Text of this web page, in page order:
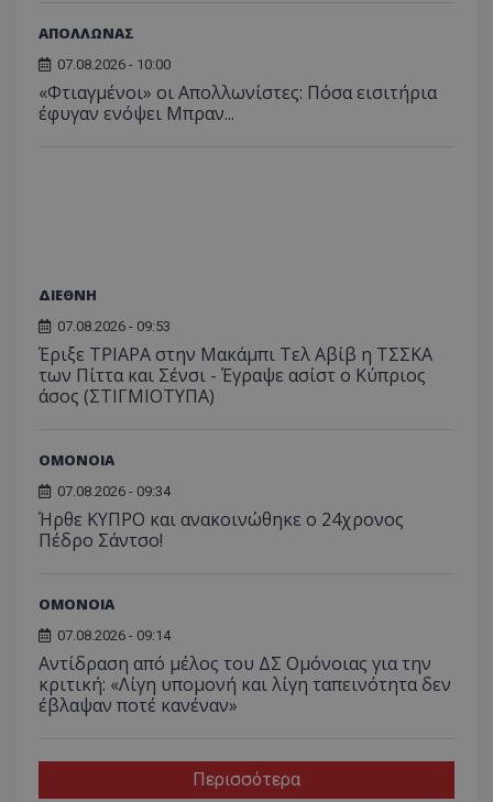
ΑΠΟΛΛΩΝΑΣ
07.08.2026 - 10:00
«Φτιαγμένοι» οι Απολλωνίστες: Πόσα εισιτήρια
έφυγαν ενόψει Μπραν...
ΔΙΕΘΝΗ
07.08.2026 - 09:53
Έριξε ΤΡΙΑΡΑ στην Μακάμπι Τελ Αβίβ η ΤΣΣΚΑ
των Πίττα και Σένσι - Έγραψε ασίστ ο Κύπριος
άσος (ΣΤΙΓΜΙΟΤΥΠΑ)
ΟΜΟΝΟΙΑ
07.08.2026 - 09:34
Ήρθε ΚΥΠΡΟ και ανακοινώθηκε ο 24χρονος
Πέδρο Σάντσο!
ΟΜΟΝΟΙΑ
07.08.2026 - 09:14
Αντίδραση από μέλος του ΔΣ Ομόνοιας για την
κριτική: «Λίγη υπομονή και λίγη ταπεινότητα δεν
έβλαψαν ποτέ κανέναν»
Περισσότερα